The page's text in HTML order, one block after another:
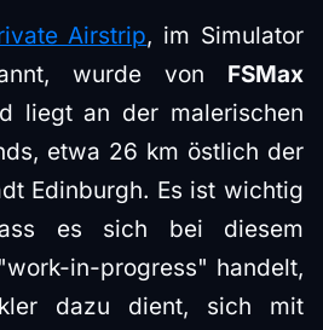
Airstrip, im Simulator
wurde von FSMax
liegt an der malerischen
etwa 26 km östlich der
Edinburgh. Es ist wichtig
es sich bei diesem
in-progress" handelt,
dazu dient, sich mit